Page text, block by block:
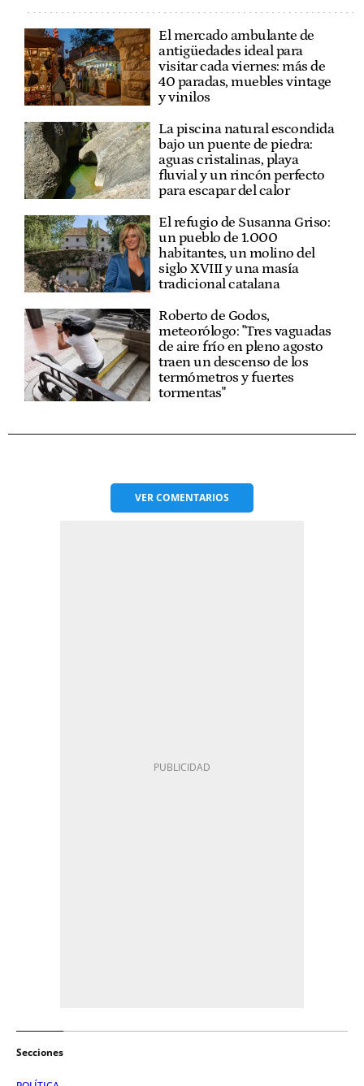
El mercado ambulante de
antigüedades ideal para
visitar cada viernes: más de
40 paradas, muebles vintage
y vinilos
La piscina natural escondida
bajo un puente de piedra:
aguas cristalinas, playa
fluvial y un rincón perfecto
para escapar del calor
El refugio de Susanna Griso:
un pueblo de 1.000
habitantes, un molino del
siglo XVIII y una masía
tradicional catalana
Roberto de Godos,
meteorólogo: "Tres vaguadas
de aire frío en pleno agosto
traen un descenso de los
termómetros y fuertes
tormentas"
VERCOMENTARIOS
Secciones